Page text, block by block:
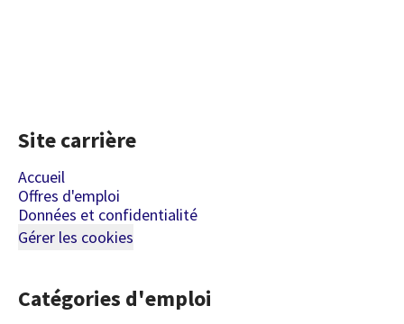
Site carrière
Accueil
Offres d'emploi
Données et confidentialité
Gérer les cookies
Catégories d'emploi